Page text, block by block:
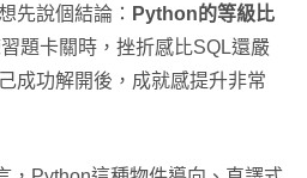
先說個結論： Python的等級比
題卡關時，挫折感比SQL還嚴
成功解開後，成就感提升非常